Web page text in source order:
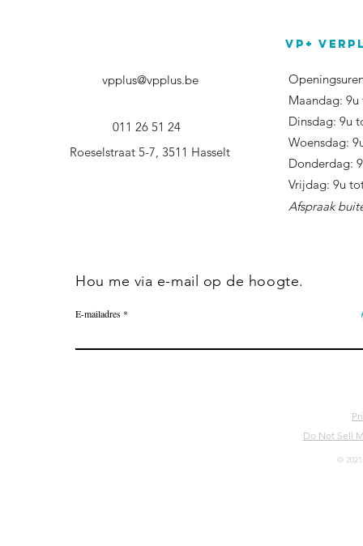
VP+
vpplus@vpplus.be
011 26 51 24
Maandag:
Dinsdag: 9u
Woensdag:
Donderdag:
Vrijdag: 9u
Afspraak
Roeselstraat 5-7, 3511 Hasselt
Hou me via e-mail op de hoogte.
E-mailadres
Do Not Sell
©